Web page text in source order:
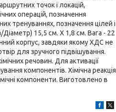
точок і локацій,
операцій, позначення
тренуваннях, позначення цілей і
15,5 см. Х 1,8 см. Вага - 22
корпус, завдяки якому ХДС не
для зручного підвішування.
речовин. Для активації
компонентів. Хімічна реакція
компоненти. Виготовлено в